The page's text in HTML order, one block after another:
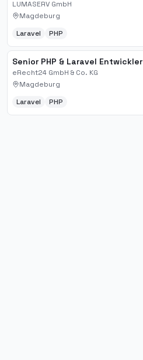
LUMASERV GmbH
Magdeburg
Laravel PHP
Senior PHP & Laravel Entwickler
eRecht24 GmbH & Co. KG
Magdeburg
Laravel PHP